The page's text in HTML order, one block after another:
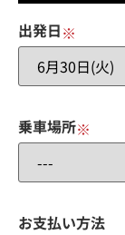
出発日※
乗車場所※
お支払い方法